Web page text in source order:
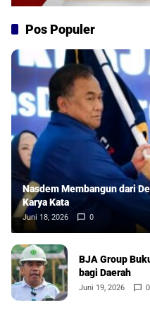
Pos Populer
Nasdem Membangun dari
Karya Kata
Juni 18, 2026 0
BJA Group
bagi Daerah
Juni 19, 2026 0